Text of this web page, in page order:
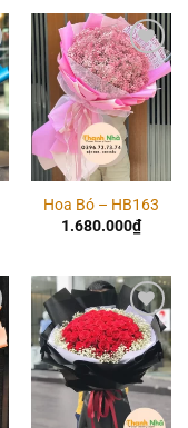
Add to
wishlist
Hoa Bó – HB163
1.680.000₫
Add to
wishlist